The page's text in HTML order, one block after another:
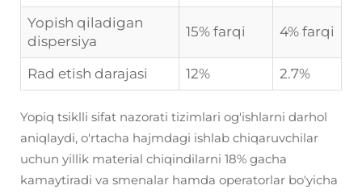
Yopish qiladigan
dispersiya
15% farqi 4% farqi
Rad etish darajasi 12% 2.7%
Yopiq tsiklli sifat nazorati tizimlari og'ishlarni darhol
aniqlaydi, o'rtacha hajmdagi ishlab chiqaruvchilar
uchun yillik material chiqindilarni 18% gacha
kamaytiradi va smenalar hamda operatorlar bo'yicha